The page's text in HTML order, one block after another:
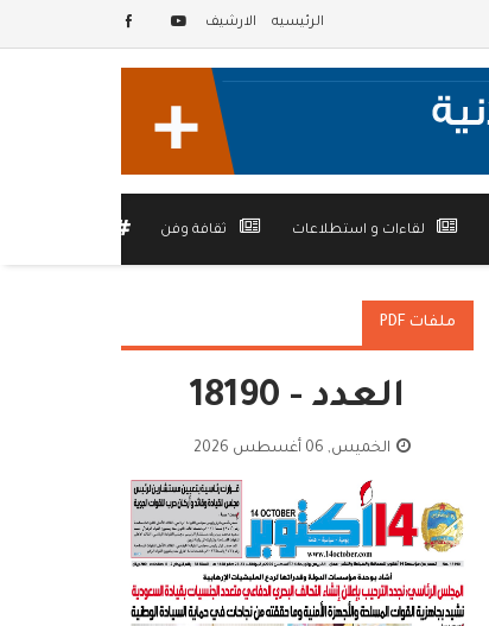
الرئيسيه الارشيف
لقاءات و استطلاعات ثقافة وفن
ملفات PDF
العدد - 18190
الخميس, 06 أغسطس 2026